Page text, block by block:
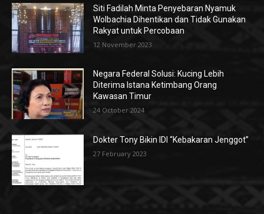
Siti Fadilah Minta Penyebaran Nyamuk
Wolbachia Dihentikan dan Tidak Gunakan
Rakyat untuk Percobaan
12 November 2023
Negara Federal Solusi: Kucing Lebih
Diterima Istana Ketimbang Orang
Kawasan Timur
24 October 2024
Dokter Tony Bikin IDI “Kebakaran Jenggot”
27 February 2023